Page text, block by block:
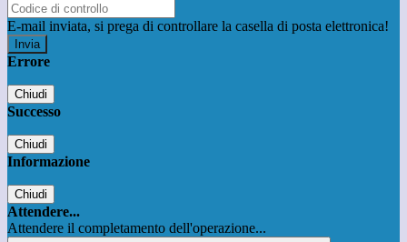
E-mail inviata, si prega di controllare la casella di posta elettronica!
Errore
Chiudi
Successo
Chiudi
Informazione
Chiudi
Attendere...
Attendere il completamento dell'operazione...